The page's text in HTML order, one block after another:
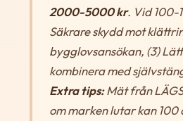
2000-5000 kr. Vid 100-
Säkrare skydd mot
bygglovsansökan, (3)
kombinera med
Extra tips:Mät från
om marken lutar kan 100